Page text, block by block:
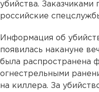
убийства.
российские
Информация об
появилась накануне
была распространена
огнестрельными
на киллера. За